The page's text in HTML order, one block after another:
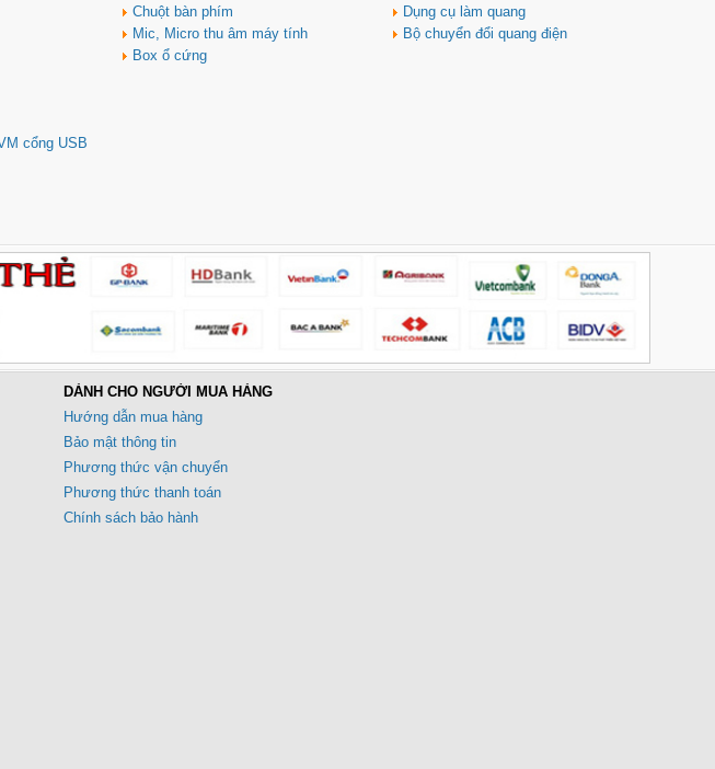
HDMI 4K@60Hz, Sạc PD 100W
Ugreen 35998
Giá: 650,000 VNĐ
Hub USB Type-C 6 in 1 HDMI
4K@60Hz, Hub USB 3.0, Lan,
PD 100W Ugreen 45000 cao cấp
cổng USB
Chuột bàn phím
Mic, Micro thu âm máy tính
Box ổ cứng
Dụng cụ làm quang
Bộ chuyển đổi quang điện
DÀNH CHO NGƯỜI MUA HÀNG
Hướng dẫn mua hàng
Bảo mật thông tin
Phương thức vận chuyển
Phương thức thanh toán
Chính sách bảo hành